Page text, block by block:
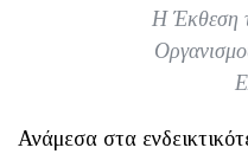
Η Έκθεση
Ανάμεσα στα